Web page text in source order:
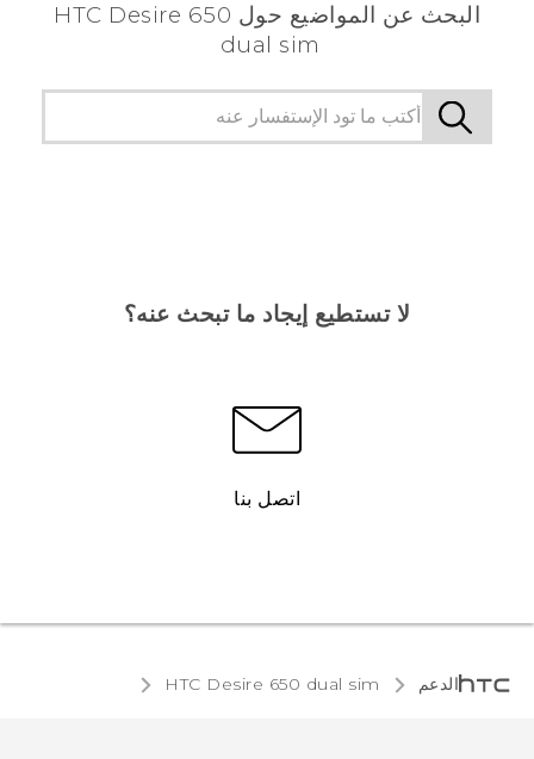
البحث عن المواضيع حول HTC Desire 650
dual sim
لا تستطيع إيجاد ما تبحث عنه؟
اتصل بنا
الدعم HTC Desire 650 dual sim‎